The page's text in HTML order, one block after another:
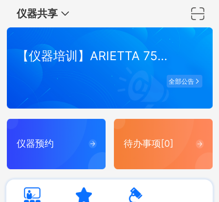
仪器共享
【仪器培训】ARIETTA 750 弹性波超声成像系统培训
全部公告
仪器预约 待办事项[0]